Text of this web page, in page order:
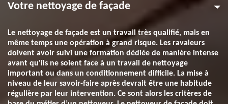
Votre nettoyage de façade
Le nettoyage de façade est un travail très qualifié, mais en
même temps une opération à grand risque. Les ravaleurs
doivent avoir suivi une formation dédiée de manière intense
avant qu'ils ne soient face à un travail de nettoyage
important ou dans un conditionnement difficile. La mise à
niveau de leur savoir-faire après devrait être une habitude
régulière par leur intervention. Ce sont alors les critères de